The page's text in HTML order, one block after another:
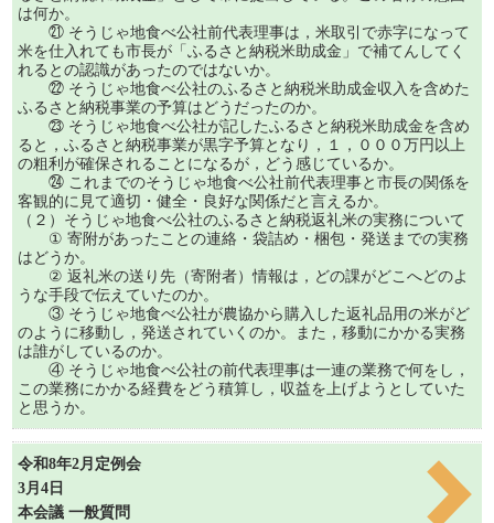
は何か。
㉑ そうじゃ地食べ公社前代表理事は，米取引で赤字になって
米を仕入れても市長が「ふるさと納税米助成金」で補てんしてく
れるとの認識があったのではないか。
㉒ そうじゃ地食べ公社のふるさと納税米助成金収入を含めた
ふるさと納税事業の予算はどうだったのか。
㉓ そうじゃ地食べ公社が記したふるさと納税米助成金を含め
ると，ふるさと納税事業が黒字予算となり，１，０００万円以上
の粗利が確保されることになるが，どう感じているか。
㉔ これまでのそうじゃ地食べ公社前代表理事と市長の関係を
客観的に見て適切・健全・良好な関係だと言えるか。
（２）そうじゃ地食べ公社のふるさと納税返礼米の実務について
① 寄附があったことの連絡・袋詰め・梱包・発送までの実務
はどうか。
② 返礼米の送り先（寄附者）情報は，どの課がどこへどのよ
うな手段で伝えていたのか。
③ そうじゃ地食べ公社が農協から購入した返礼品用の米がど
のように移動し，発送されていくのか。また，移動にかかる実務
は誰がしているのか。
④ そうじゃ地食べ公社の前代表理事は一連の業務で何をし，
この業務にかかる経費をどう積算し，収益を上げようとしていた
と思うか。
令和8年2月定例会
3月4日
本会議 一般質問